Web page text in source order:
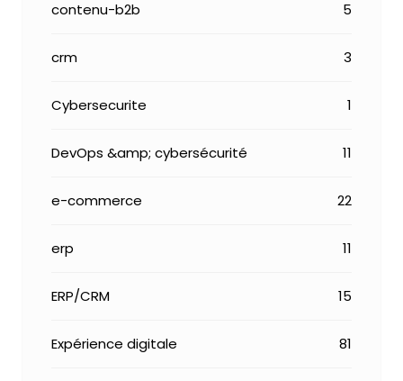
contenu-b2b 5
crm 3
Cybersecurite 1
DevOps &amp; cybersécurité 11
e-commerce 22
erp 11
ERP/CRM 15
Expérience digitale 81